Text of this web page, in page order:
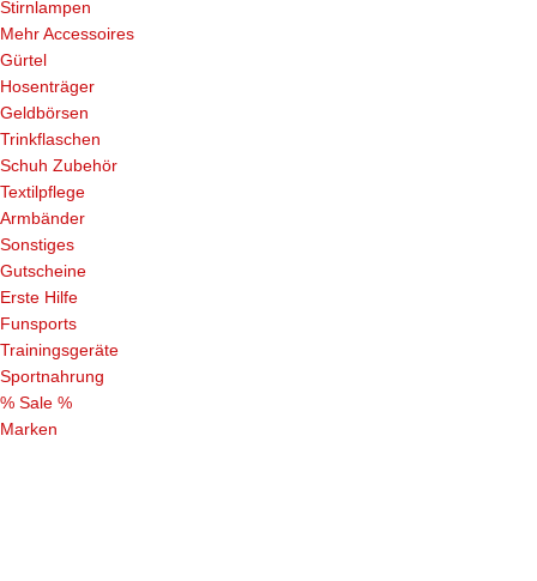
Stirnlampen
Mehr Accessoires
Gürtel
Hosenträger
Geldbörsen
Trinkflaschen
Schuh Zubehör
Textilpflege
Armbänder
Sonstiges
Gutscheine
Erste Hilfe
Funsports
Trainingsgeräte
Sportnahrung
% Sale %
Marken